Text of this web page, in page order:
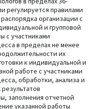
регулируется правилами
организации с
и групповой
с участниками
в пределах не менее
их
к индивидуальной и
работе с участниками
обработки, анализа и
заполнения отчетной
указанной работы